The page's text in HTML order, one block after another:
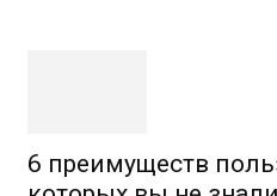
6 преимуществ